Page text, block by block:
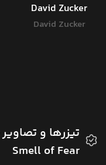
David Zucker
David Zucker
Smell of Fear